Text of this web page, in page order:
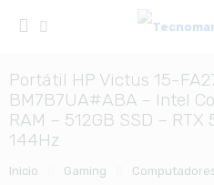
Portátil HP Victus 15-
BM7B7UA#ABA – Intel
RAM – 512GB SSD – RTX
144Hz
Inicio Gaming